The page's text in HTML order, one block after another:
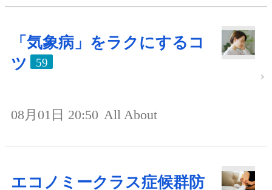
「気象病」をラクにするコ
ツ
59
08月01日 20:50 All About
エコノミークラス症候群防